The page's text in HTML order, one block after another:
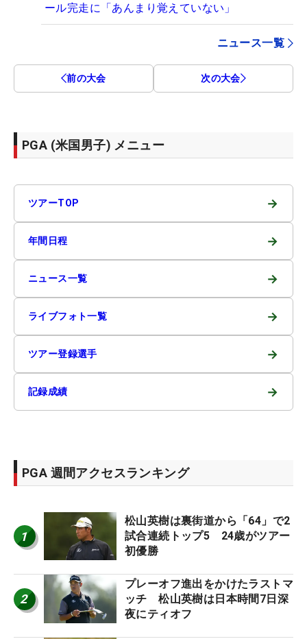
ール完走に「あんまり覚えていない」
ニュース一覧
前の大会 次の大会
PGA (米国男子) メニュー
ツアーTOP →
年間日程 →
ニュース一覧 →
ライブフォト一覧 →
ツアー登録選手 →
記録成績 →
PGA 週間アクセスランキング
1
松山英樹は裏街道から「64」で2
試合連続トップ5 24歳がツアー
初優勝
2
プレーオフ進出をかけたラストマ
ッチ 松山英樹は日本時間7日深
夜にティオフ